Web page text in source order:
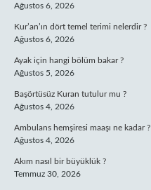
Ağustos 6, 2026
Kur’an’ın dört temel terimi nelerdir ?
Ağustos 6, 2026
Ayak için hangi bölüm bakar ?
Ağustos 5, 2026
Başörtüsüz Kuran tutulur mu ?
Ağustos 4, 2026
Ambulans hemşiresi maaşı ne kadar ?
Ağustos 4, 2026
Akım nasıl bir büyüklük ?
Temmuz 30, 2026